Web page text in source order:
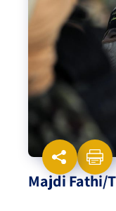
Israel-
Majdi Fathi/